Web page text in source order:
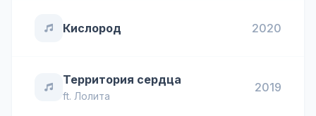
Кислород 2020
Территория сердца
ft. Лолита
2019